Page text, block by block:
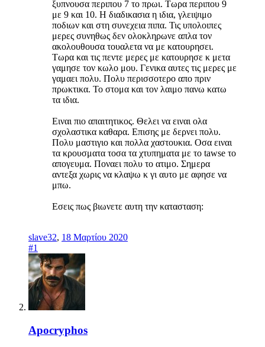
ξυπνουσα περιπου 7 το πρωι. Τωρα περιπου 9
με 9 και 10. Η διαδικασια η ιδια, γλειψιμο
ποδιων και στη συνεχεια πιπα. Τις υπολοιπες
μερες συνηθως δεν ολοκληρωνε απλα τον
ακολουθουσα τουαλετα να με κατουρησει.
Τωρα και τις πεντε μερες με κατουρησε κ μετα
γαμησε τον κωλο μου. Γενικα αυτες τις μερες με
γαμαει πολυ. Πολυ περισσοτερο απο πριν
πρωκτικα. Το στομα και τον λαιμο πανω κατω
τα ιδια.
Ειναι πιο απαιτητικος. Θελει να ειναι ολα
σχολαστικα καθαρα. Επισης με δερνει πολυ.
Πολυ μαστιγιο και πολλα χαστουκια. Οσα ειναι
τα κρουσματα τοσα τα χτυπηματα με το tawse το
απογευμα. Ποναει πολυ το ατιμο. Σημερα
αντεξα χωρις να κλαψω κ γι αυτο με αφησε να
μπω.
Εσεις πως βιωνετε αυτη την κατασταση:
slave32, 18 Μαρτίου 2020
#1
Apocryphos